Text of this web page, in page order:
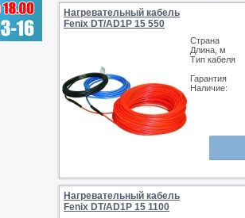
Нагревательный кабель
Fenix DT/AD1P 15 550
Страна
Длина, м
Тип кабеля
Гарантия
Наличие:
Нагревательный кабель
Fenix DT/AD1P 15 1100